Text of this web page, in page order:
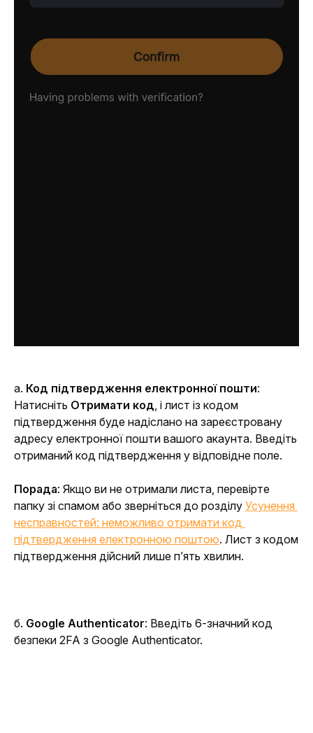
а. Код підтвердження електронної пошти:
Натисніть Отримати код, і лист із кодом
підтвердження буде надіслано на зареєстровану
адресу електронної пошти вашого акаунта. Введіть
отриманий код підтвердження у відповідне поле.
Порада: Якщо ви не отримали листа, перевірте
папку зі спамом або зверніться до розділу Усунення
несправностей: неможливо отримати код
підтвердження електронною поштою. Лист з кодом
підтвердження дійсний лише п’ять хвилин.
б. Google Authenticator: Введіть 6-значний код
безпеки 2FA з Google Authenticator.